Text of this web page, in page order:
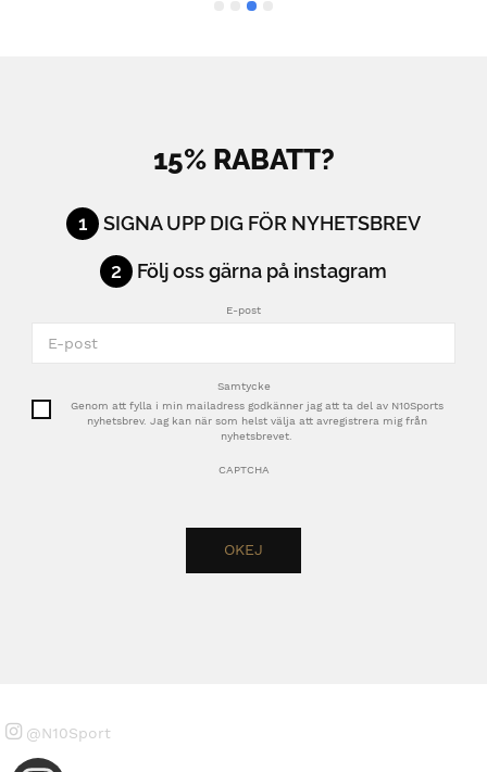
15% RABATT?
1 SIGNA UPP DIG FÖR NYHETSBREV
2 Följ oss gärna på instagram
E-post
Samtycke
Genom att fylla i min mailadress godkänner jag att ta del av N10Sports
nyhetsbrev. Jag kan när som helst välja att avregistrera mig från
nyhetsbrevet.
CAPTCHA
@N10Sport